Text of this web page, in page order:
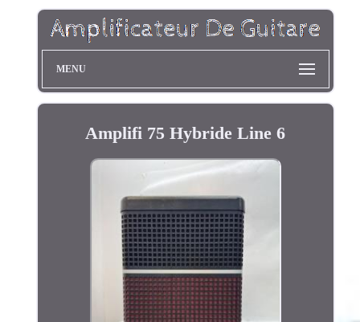
MENU
Amplifi 75 Hybride Line 6